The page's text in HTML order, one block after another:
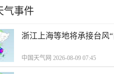
气事件
浙江上海等地将承接台风
中国天气网 2026-08-09 07:45